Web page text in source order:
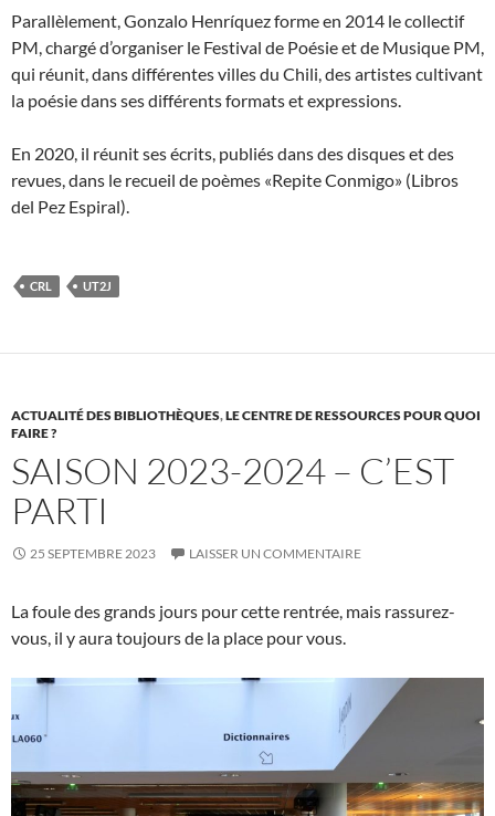
Parallèlement, Gonzalo Henríquez forme en 2014 le collectif
PM, chargé d’organiser le Festival de Poésie et de Musique PM,
qui réunit, dans différentes villes du Chili, des artistes cultivant
la poésie dans ses différents formats et expressions.
En 2020, il réunit ses écrits, publiés dans des disques et des
revues, dans le recueil de poèmes «Repite Conmigo» (Libros
del Pez Espiral).
CRL UT2J
ACTUALITÉ DES BIBLIOTHÈQUES,LE CENTRE DE RESSOURCES POUR QUOI
FAIRE ?
SAISON 2023-2024 – C’EST
PARTI
25 SEPTEMBRE 2023 LAISSER UN COMMENTAIRE
La foule des grands jours pour cette rentrée, mais rassurez-
vous, il y aura toujours de la place pour vous.